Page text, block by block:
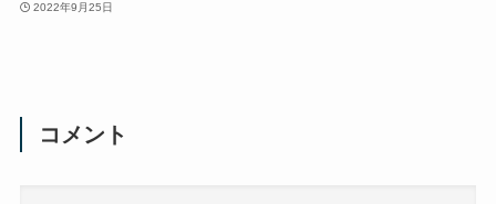
2022年9月25日
コメント